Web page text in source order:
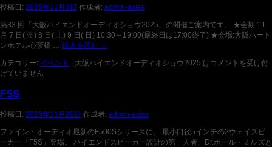
投稿日: 2025年11月3日 作成者: admin-axiss
第33 回「大阪ハイエンドオーディオショウ2025」の開催ご案内です。 ★会期:11
月 7 日( 金) 8 日( 土) 9 日( 日) 10:30～19:00(最終日は17:00終了) ★会場:大阪ハート
ンホテル心斎橋 … 続きを読む →
カテゴリー: イベント | 大阪ハイエンドオーディオショウ2025 は コメントを受け付
けていません
F5S
投稿日: 2025年11月20日 作成者: admin-axiss
ファイン・オーディオ最新のF500Sシリーズに、 最小口径5インチの2ウェイスピ
ーカー「F5S」登場。 ハイエンドスピーカー設計の第一人者、Dr.ポール・ミルズと